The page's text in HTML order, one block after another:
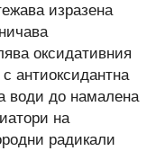
изразена
оксидативния
антиоксидантна
води до намалена
на
радикали